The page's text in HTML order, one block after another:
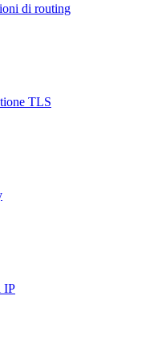
di routing
TLS
IP